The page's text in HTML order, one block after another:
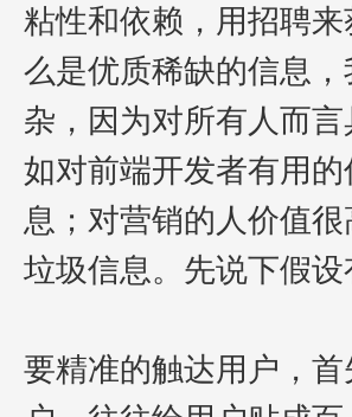
粘性和依赖，用招聘
么是优质稀缺的信息
杂， 因为对所有人而
如对前端开发者有用
息；对营销的人价值
垃圾信息。 先说下假
要精准的触达用户，